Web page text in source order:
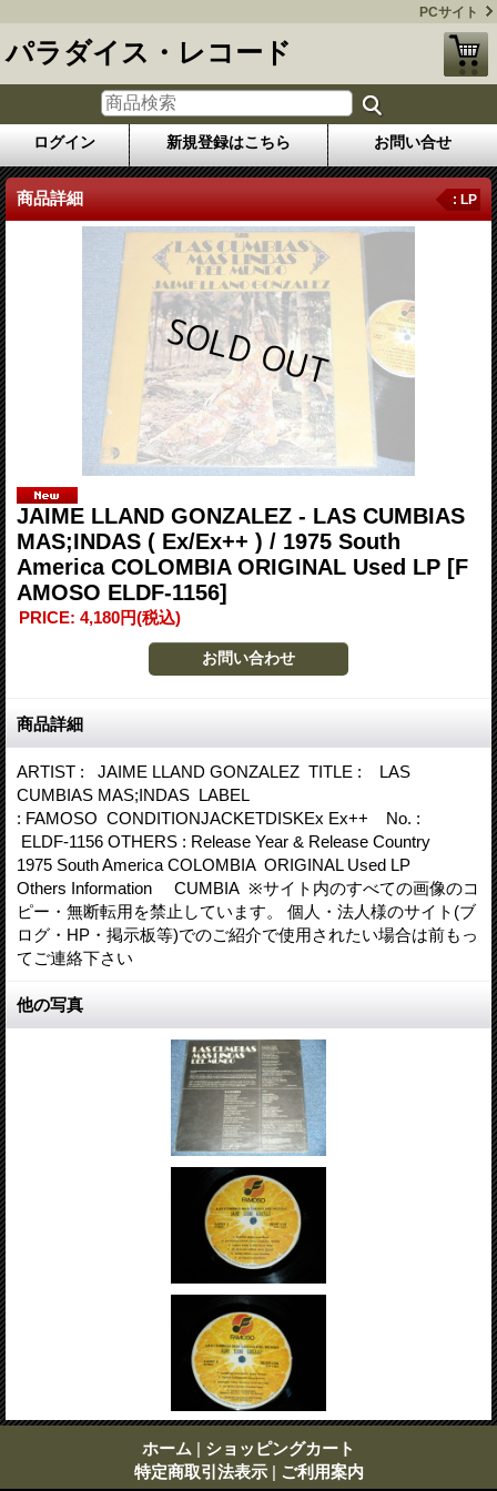
PCサイト
パラダイス・レコード
ログイン 新規登録はこちら お問い合せ
商品詳細 : LP
JAIME LLAND GONZALEZ - LAS CUMBIAS
MAS;INDAS ( Ex/Ex++ ) / 1975 South
America COLOMBIA ORIGINAL Used LP [F
AMOSO ELDF-1156]
PRICE: 4,180円(税込)
商品詳細
ARTIST : JAIME LLAND GONZALEZ TITLE : LAS
CUMBIAS MAS;INDAS LABEL
: FAMOSO CONDITIONJACKETDISKEx Ex++ No. :
ELDF-1156 OTHERS : Release Year & Release Country
1975 South America COLOMBIA ORIGINAL Used LP
Others Information CUMBIA ※サイト内のすべての画像のコ
ピー・無断転用を禁止しています。 個人・法人様のサイト(ブ
ログ・HP・掲示板等)でのご紹介で使用されたい場合は前もっ
てご連絡下さい
他の写真
ホーム | ショッピングカート
特定商取引法表示 | ご利用案内